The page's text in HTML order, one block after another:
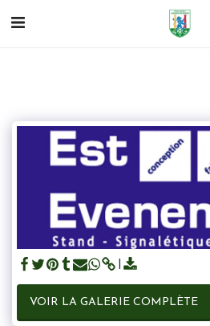
VOIR LA GALERIE COMPLÈTE